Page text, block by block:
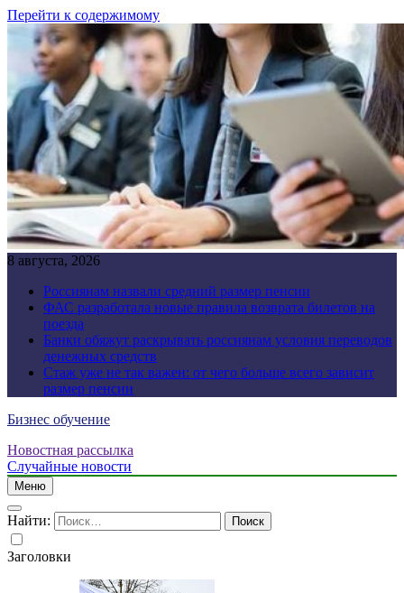
Перейти к содержимому
8 августа, 2026
Россиянам назвали средний размер пенсии
ФАС разработала новые правила возврата билетов на
поезда
Банки обяжут раскрывать россиянам условия переводов
денежных средств
Стаж уже не так важен: от чего больше всего зависит
размер пенсии
Бизнес обучение
Новостная рассылка
Случайные новости
Меню
Найти:
Заголовки